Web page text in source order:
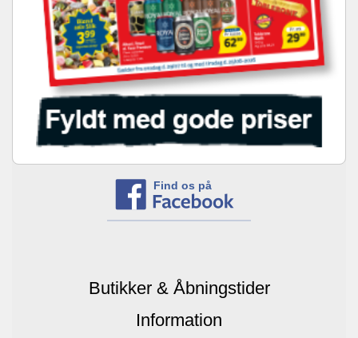
Find os på
Butikker & Åbningstider
Information